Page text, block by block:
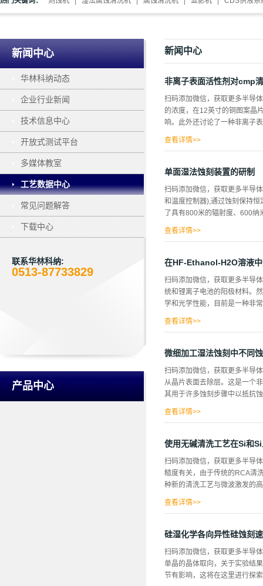
新闻中心
华林科纳动态
企业行业新闻
技术信息中心
开放式测试平台
多媒体教室
工艺数据中心
常见问题解答
下载中心
联系华林科纳:
0513-87733829
产品中心
新闻中心
非离子表面活性剂对cmp
扫码添加微信，获取更多半导
的浓度，在12英寸的铜图案晶
响。此外还讨论了一种非离子
上；第三步是清洁阻挡金属和
(KLATencor)和
晶片的示意图，图1(b)为CMP
晶片单一缺陷图，这张图上有
100个区域点来确定缺陷到底
查看详情>>
单面湿法蚀刻装置的研制
扫码添加微信，获取更多半导
和温度控制器),通过蚀刻保持
了具有800米的辐射度、600
用聚四氟乙烯设计，这是一种
蚀刻过程中，使用棒状筒式加
传递热量，并且在顶部使用了
间的蚀刻时间后，溶液的水平
蚀刻的晶片的另一侧与水接触
查看详情>>
在HF-Ethanol-H2O溶液
扫码添加微信，获取更多半导
统和锂离子电池的阳极材料。
学和光学性能，目前是一种非
而受到越来越多的关注。在本
备了掺硼型单晶硅片。这些晶
在低电阻率样品的1×1Cm2片
Cm~12Ω。Cm。通过RCA清
是在10mA/Cm2~50mA/Cm2
查看详情>>
微细加工湿法蚀刻中不同
扫码添加微信，获取更多半导
从晶片表面去除层。这是一个
其用于许多蚀刻步骤中以抵抗
成功之处在于，多层结构的顶
质或蚀刻剂从晶片上去除材料
晶片上沉积和构图这些掩模。
们在厚膜蚀刻期间导致较大的
在晶片背面研磨之后通常非常
纹，导致晶片具有显著...
查看详情>>
使用无碱清洗工艺在Si和
扫码添加微信，获取更多半导
糙度有关，由于传统的RCA清
种新的清洗工艺与微波激发的
多。 图2首先使用一个矢量信
性是电流运行能力是(110)方向
1/f噪声,如图3所示，与（100
近20年，且必须严重降低这一
查看详情>>
硅湿化学各向异性硅蚀刻
扫码添加微信，获取更多半导
单晶的晶体取向，关于实验结
节有影响，这将在这里进行探